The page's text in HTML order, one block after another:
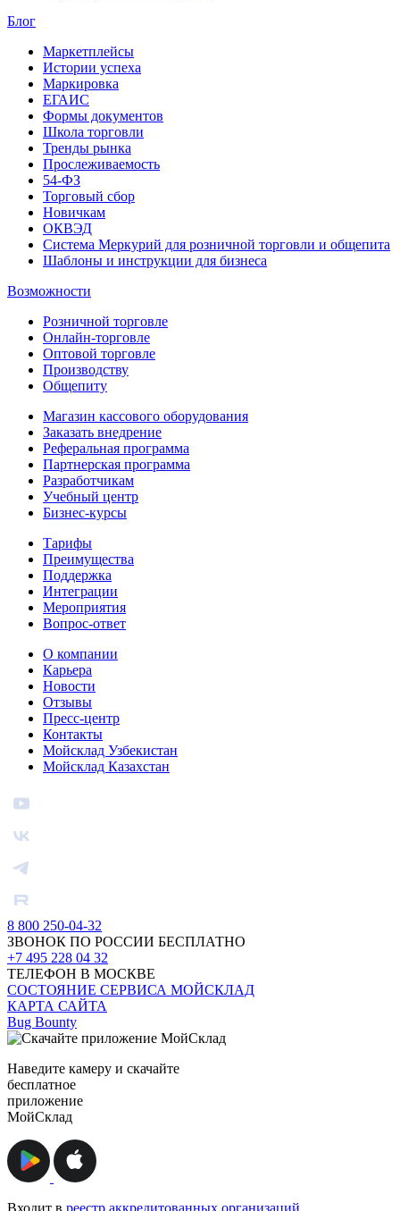
Блог
Маркетплейсы
Истории успеха
Маркировка
ЕГАИС
Формы документов
Школа торговли
Тренды рынка
Прослеживаемость
54-ФЗ
Торговый сбор
Новичкам
ОКВЭД
Система Меркурий для розничной торговли и общепита
Шаблоны и инструкции для бизнеса
Возможности
Розничной торговле
Онлайн-торговле
Оптовой торговле
Производству
Общепиту
Магазин кассового оборудования
Заказать внедрение
Реферальная программа
Партнерская программа
Разработчикам
Учебный центр
Бизнес‑курсы
Тарифы
Преимущества
Поддержка
Интеграции
Мероприятия
Вопрос-ответ
О компании
Карьера
Новости
Отзывы
Пресс-центр
Контакты
Мойсклад Узбекистан
Мойсклад Казахстан
8 800 250-04-32
ЗВОНОК ПО РОССИИ БЕСПЛАТНО
+7 495 228 04 32
ТЕЛЕФОН В МОСКВЕ
СОСТОЯНИЕ СЕРВИСА МОЙСКЛАД
КАРТА САЙТА
Bug Bounty
Наведите камеру и скачайте
бесплатное
приложение
МойСклад